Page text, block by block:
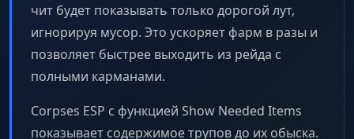
чит будет показывать только дорогой лут,
игнорируя мусор. Это ускоряет фарм в разы и
позволяет быстрее выходить из рейда с
полными карманами.
Corpses ESP с функцией Show Needed Items
показывает содержимое трупов до их обыска.